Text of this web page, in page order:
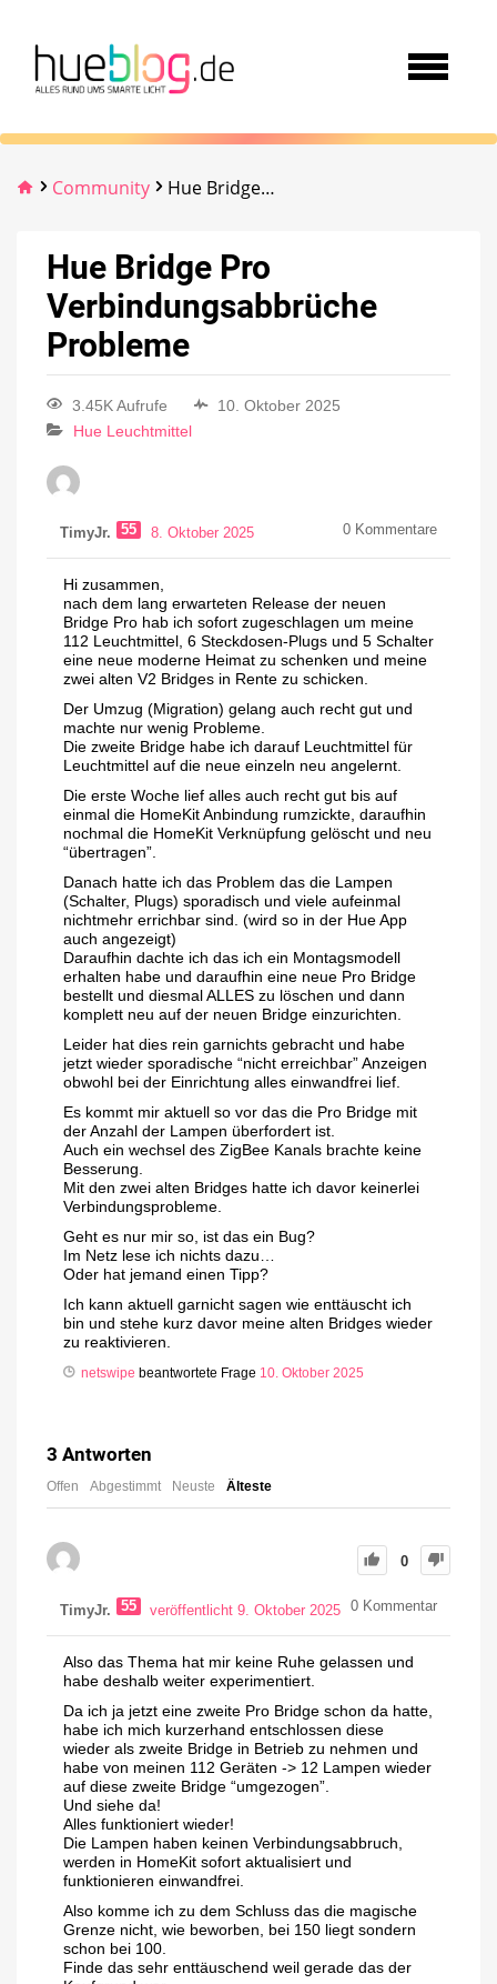
Community Hue Bridge Pro Verbindungsabbrüche Probleme
Hue Bridge Pro
Verbindungsabbrüche
Probleme
3.45K Aufrufe
10. Oktober 2025
Hue Leuchtmittel
TimyJr. 55 8. Oktober 2025 0 Kommentare
Hi zusammen,
nach dem lang erwarteten Release der neuen
Bridge Pro hab ich sofort zugeschlagen um meine
112 Leuchtmittel, 6 Steckdosen-Plugs und 5 Schalter
eine neue moderne Heimat zu schenken und meine
zwei alten V2 Bridges in Rente zu schicken.
Der Umzug (Migration) gelang auch recht gut und
machte nur wenig Probleme.
Die zweite Bridge habe ich darauf Leuchtmittel für
Leuchtmittel auf die neue einzeln neu angelernt.
Die erste Woche lief alles auch recht gut bis auf
einmal die HomeKit Anbindung rumzickte, daraufhin
nochmal die HomeKit Verknüpfung gelöscht und neu
“übertragen”.
Danach hatte ich das Problem das die Lampen
(Schalter, Plugs) sporadisch und viele aufeinmal
nichtmehr errichbar sind. (wird so in der Hue App
auch angezeigt)
Daraufhin dachte ich das ich ein Montagsmodell
erhalten habe und daraufhin eine neue Pro Bridge
bestellt und diesmal ALLES zu löschen und dann
komplett neu auf der neuen Bridge einzurichten.
Leider hat dies rein garnichts gebracht und habe
jetzt wieder sporadische “nicht erreichbar” Anzeigen
obwohl bei der Einrichtung alles einwandfrei lief.
Es kommt mir aktuell so vor das die Pro Bridge mit
der Anzahl der Lampen überfordert ist.
Auch ein wechsel des ZigBee Kanals brachte keine
Besserung.
Mit den zwei alten Bridges hatte ich davor keinerlei
Verbindungsprobleme.
Geht es nur mir so, ist das ein Bug?
Im Netz lese ich nichts dazu…
Oder hat jemand einen Tipp?
Ich kann aktuell garnicht sagen wie enttäuscht ich
bin und stehe kurz davor meine alten Bridges wieder
zu reaktivieren.
netswipe beantwortete Frage 10. Oktober 2025
3 Antworten
Offen Abgestimmt Neuste Älteste
0
TimyJr. 55 veröffentlicht 9. Oktober 2025 0 Kommentar
Also das Thema hat mir keine Ruhe gelassen und
habe deshalb weiter experimentiert.
Da ich ja jetzt eine zweite Pro Bridge schon da hatte,
habe ich mich kurzerhand entschlossen diese
wieder als zweite Bridge in Betrieb zu nehmen und
habe von meinen 112 Geräten -> 12 Lampen wieder
auf diese zweite Bridge “umgezogen”.
Und siehe da!
Alles funktioniert wieder!
Die Lampen haben keinen Verbindungsabbruch,
werden in HomeKit sofort aktualisiert und
funktionieren einwandfrei.
Also komme ich zu dem Schluss das die magische
Grenze nicht, wie beworben, bei 150 liegt sondern
schon bei 100.
Finde das sehr enttäuschend weil gerade das der